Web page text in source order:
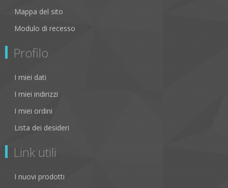
Mappa del sito
Modulo di recesso
Profilo
I miei dati
I miei indirizzi
I miei ordini
Lista dei desideri
Link utili
I nuovi prodotti